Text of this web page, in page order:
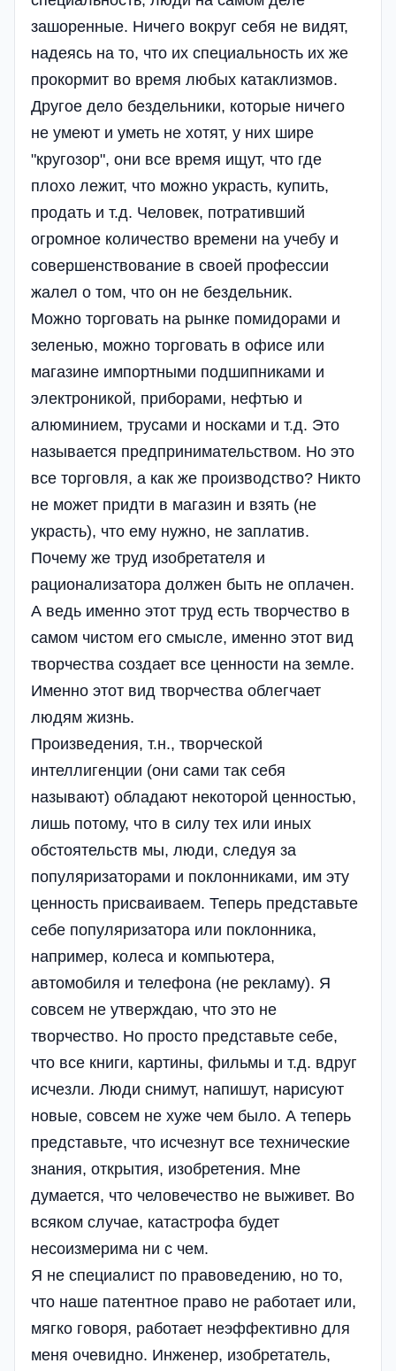
зашоренные. Ничего вокруг себя не видят,
надеясь на то, что их специальность их же
прокормит во время любых катаклизмов.
Другое дело бездельники, которые ничего
не умеют и уметь не хотят, у них шире
"кругозор", они все время ищут, что где
плохо лежит, что можно украсть, купить,
продать и т.д. Человек, потративший
огромное количество времени на учебу и
совершенствование в своей профессии
жалел о том, что он не бездельник.
Можно торговать на рынке помидорами и
зеленью, можно торговать в офисе или
магазине импортными подшипниками и
электроникой, приборами, нефтью и
алюминием, трусами и носками и т.д. Это
называется предпринимательством. Но это
все торговля, а как же производство? Никто
не может придти в магазин и взять (не
украсть), что ему нужно, не заплатив.
Почему же труд изобретателя и
рационализатора должен быть не оплачен.
А ведь именно этот труд есть творчество в
самом чистом его смысле, именно этот вид
творчества создает все ценности на земле.
Именно этот вид творчества облегчает
людям жизнь.
Произведения, т.н., творческой
интеллигенции (они сами так себя
называют) обладают некоторой ценностью,
лишь потому, что в силу тех или иных
обстоятельств мы, люди, следуя за
популяризаторами и поклонниками, им эту
ценность присваиваем. Теперь представьте
себе популяризатора или поклонника,
например, колеса и компьютера,
автомобиля и телефона (не рекламу). Я
совсем не утверждаю, что это не
творчество. Но просто представьте себе,
что все книги, картины, фильмы и т.д. вдруг
исчезли. Люди снимут, напишут, нарисуют
новые, совсем не хуже чем было. А теперь
представьте, что исчезнут все технические
знания, открытия, изобретения. Мне
думается, что человечество не выживет. Во
всяком случае, катастрофа будет
несоизмерима ни с чем.
Я не специалист по правоведению, но то,
что наше патентное право не работает или,
мягко говоря, работает неэффективно для
меня очевидно. Инженер, изобретатель,